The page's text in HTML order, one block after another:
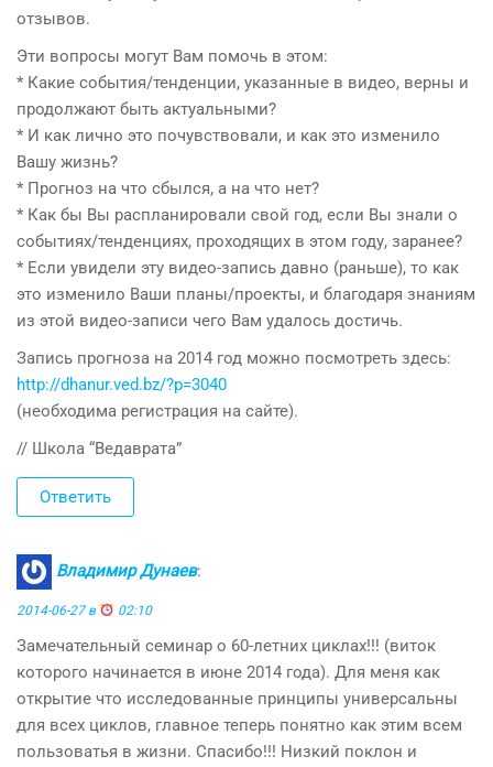
отзывов.
Эти вопросы могут Вам помочь в этом:
* Какие события/тенденции, указанные в видео, верны и
продолжают быть актуальными?
* И как лично это почувствовали, и как это изменило
Вашу жизнь?
* Прогноз на что сбылся, а на что нет?
* Как бы Вы распланировали свой год, если Вы знали о
событиях/тенденциях, проходящих в этом году, заранее?
* Если увидели эту видео-запись давно (раньше), то как
это изменило Ваши планы/проекты, и благодаря знаниям
из этой видео-записи чего Вам удалось достичь.
Запись прогноза на 2014 год можно посмотреть здесь:
http://dhanur.ved.bz/?p=3040
(необходима регистрация на сайте).
// Школа “Ведаврата”
Ответить
Владимир Дунаев:
2014-06-27 в 02:10
Замечательный семинар о 60-летних циклах!!! (виток
которого начинается в июне 2014 года). Для меня как
открытие что исследованные принципы универсальны
для всех циклов, главное теперь понятно как этим всем
пользоватья в жизни. Спасибо!!! Низкий поклон и